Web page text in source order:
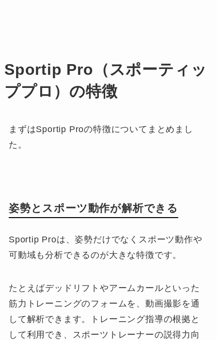
Sportip Pro（スポーティッ
ププロ）の特徴
まずはSportip Proの特徴についてまとめまし
た。
姿勢とスポーツ動作が解析できる
Sportip Proは、姿勢だけでなくスポーツ動作や
可動域も分析できるのが大きな特徴です。
たとえばデッドリフトやアームカールといった
筋力トレーニングのフォームを、動画撮影を通
して解析できます。トレーニング指導の根拠と
して利用でき、スポーツトレーナーの説得力向